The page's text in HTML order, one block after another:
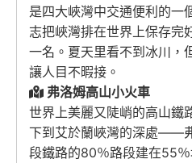
是四大峽灣中交通便利的一
志把峽灣排在世界上保存完
一名。夏天里看不到冰川，
讓人目不暇接。
弗洛姆高山小火車
世界上美麗又陡峭的高山鐵
下到艾於蘭峽灣的深處——
段鐵路的80％路段建在55